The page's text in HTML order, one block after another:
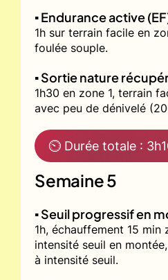
▪️ Endurance active
1h sur terrain facile en
foulée souple.
▪️ Sortie nature
1h30 en zone 1, terrain
avec peu de dénivelé
⏲ Durée totale :
Semaine 5
▪️ Seuil progressif en
1h, échauffement 15 min
intensité seuil en
à intensité seuil.